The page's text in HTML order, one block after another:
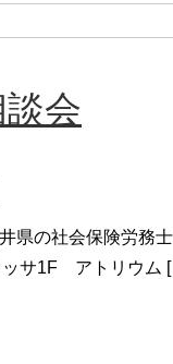
会
県の社会保険労
サ1F アトリウム